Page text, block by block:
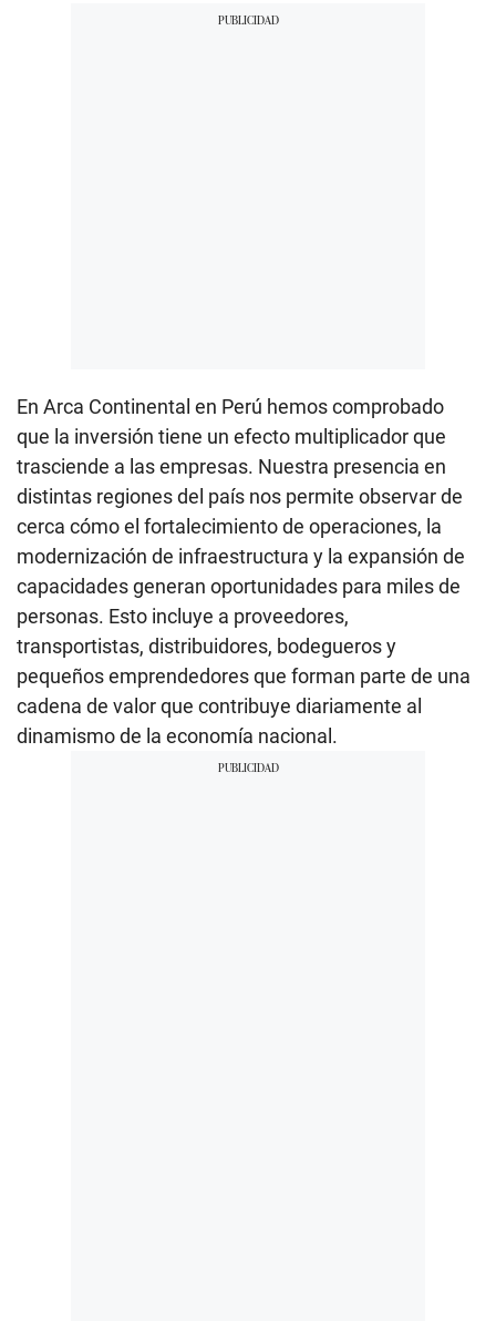
En Arca Continental en Perú hemos comprobado
que la inversión tiene un efecto multiplicador que
trasciende a las empresas. Nuestra presencia en
distintas regiones del país nos permite observar de
cerca cómo el fortalecimiento de operaciones, la
modernización de infraestructura y la expansión de
capacidades generan oportunidades para miles de
personas. Esto incluye a proveedores,
transportistas, distribuidores, bodegueros y
pequeños emprendedores que forman parte de una
cadena de valor que contribuye diariamente al
dinamismo de la economía nacional.